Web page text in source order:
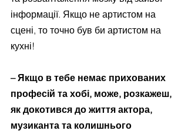
інформації. Якщо не артистом на
сцені, то точно був би артистом на
кухні!
– Якщо в тебе немає прихованих
професій та хобі, може, розкажеш,
як докотився до життя актора,
музиканта та колишнього